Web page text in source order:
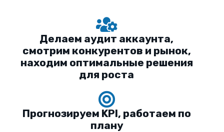
Делаем аудит аккаунта,
смотрим конкурентов и рынок,
находим оптимальные решения
для роста
Прогнозируем KPI, работаем по
плану